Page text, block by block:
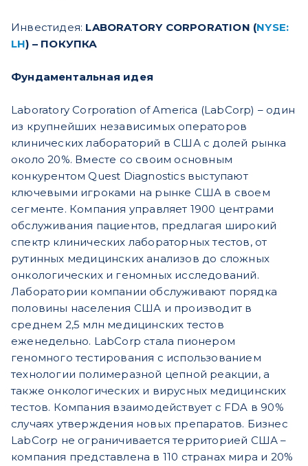
Инвестидея: LABORATORY CORPORATION (NYSE:
LH) – ПОКУПКА
Фундаментальная идея
Laboratory Corporation of America (LabCorp) – один
из крупнейших независимых операторов
клинических лабораторий в США с долей рынка
около 20%. Вместе со своим основным
конкурентом Quest Diagnostics выступают
ключевыми игроками на рынке США в своем
сегменте. Компания управляет 1900 центрами
обслуживания пациентов, предлагая широкий
спектр клинических лабораторных тестов, от
рутинных медицинских анализов до сложных
онкологических и геномных исследований.
Лаборатории компании обслуживают порядка
половины населения США и производит в
среднем 2,5 млн медицинских тестов
еженедельно. LabCorp стала пионером
геномного тестирования с использованием
технологии полимеразной цепной реакции, а
также онкологических и вирусных медицинских
тестов. Компания взаимодействует с FDA в 90%
случаях утверждения новых препаратов. Бизнес
LabCorp не ограничивается территорией США –
компания представлена в 110 странах мира и 20%